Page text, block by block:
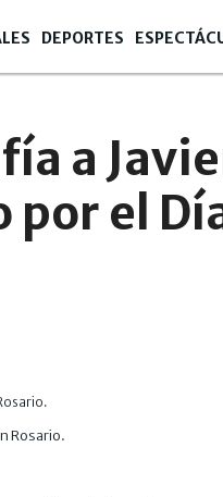
DEPORTES
a
el
Rosario.